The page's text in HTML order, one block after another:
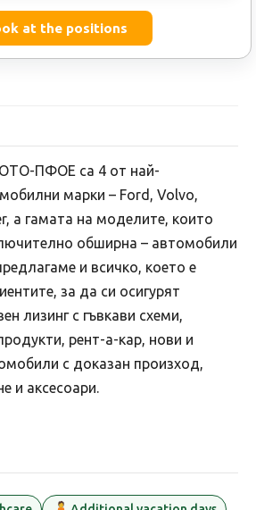
at the positions
ПФОЕ са 4 от най-
марки – Ford, Volvo,
а гамата на моделите, които
обширна – автомобили
и всичко, което е
за да си осигурят
лизинг с гъвкави схеми,
рент-а-кар, нови и
с доказан произход,
и аксесоари.